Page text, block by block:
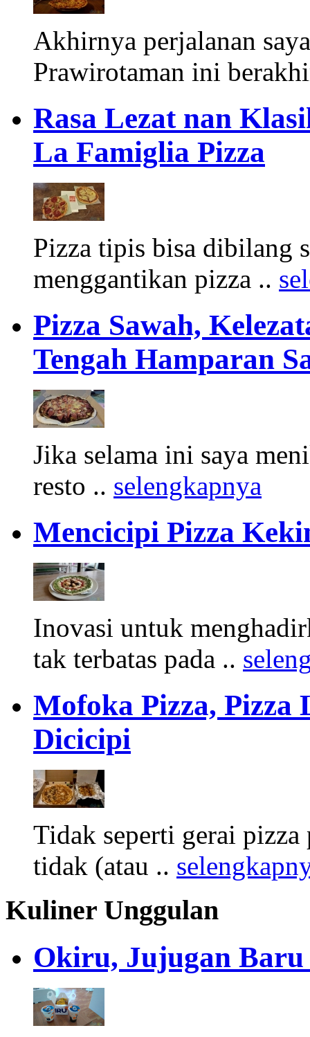
Akhirnya perjalanan
Prawirotaman ini
Rasa Lezat nan
La Famiglia Pizza
Pizza tipis bisa dibilang
menggantikan pizza ..
Pizza Sawah,
Tengah Hamparan
Jika selama ini saya
resto .. selengkapnya
Mencicipi Pizza
Inovasi untuk
tak terbatas pada ..
Mofoka Pizza, Pizza
Dicicipi
Tidak seperti gerai
tidak (atau ..
Kuliner Unggulan
Okiru, Jujugan Baru